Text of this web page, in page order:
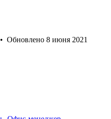
• Обновлено 8 июня 2021